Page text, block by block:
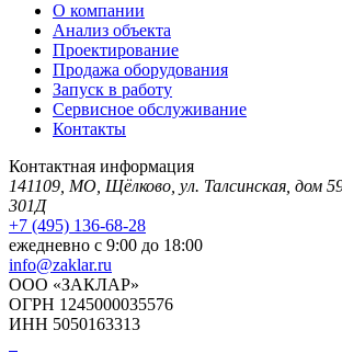
О компании
Анализ объекта
Проектирование
Продажа оборудования
Запуск в работу
Сервисное обслуживание
Контакты
Контактная информация
141109, МО, Щёлково, ул. Талсинская, дом
301Д
+7 (495) 136-68-28
ежедневно с 9:00 до 18:00
info@zaklar.ru
ООО «ЗАКЛАР»
ОГРН 1245000035576
ИНН 5050163313